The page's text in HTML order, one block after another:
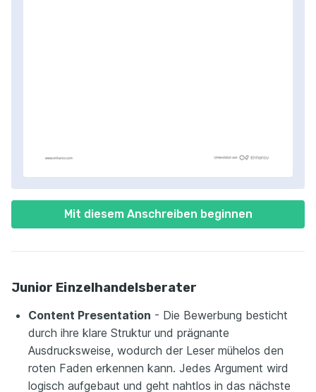
Mit diesem Anschreiben beginnen
Junior Einzelhandelsberater
Content Presentation - Die Bewerbung besticht
durch ihre klare Struktur und prägnante
Ausdrucksweise, wodurch der Leser mühelos den
roten Faden erkennen kann. Jedes Argument wird
logisch aufgebaut und geht nahtlos in das nächste